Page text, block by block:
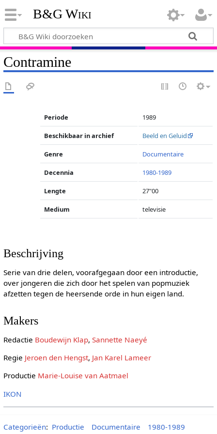
B&G Wiki
Contramine
Periode 1989
Beschikbaar in archief Beeld en Geluid
Genre Documentaire
Decennia 1980-1989
Lengte 27"00
Medium televisie
Beschrijving
Serie van drie delen, voorafgegaan door een introductie,
over jongeren die zich door het spelen van popmuziek
afzetten tegen de heersende orde in hun eigen land.
Makers
Redactie Boudewijn Klap, Sannette Naeyé
Regie Jeroen den Hengst, Jan Karel Lameer
Productie Marie-Louise van Aatmael
IKON
Categorieën: Productie Documentaire
1980-1989